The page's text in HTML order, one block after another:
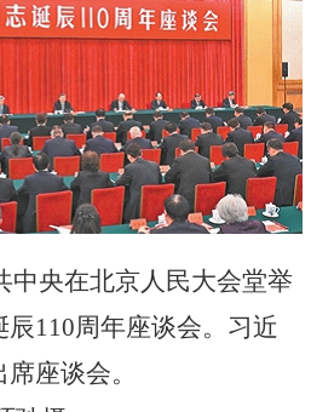
中央在北京人民大会堂举
辰110周年座谈会。习近
座谈会。